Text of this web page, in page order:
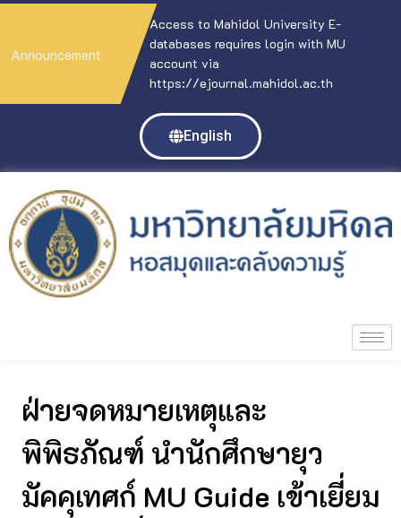
Announcement
Access to Mahidol University E-
databases requires login with MU
account via
https://ejournal.mahidol.ac.th
English
ฝ่ายจดหมายเหตุและ
พิพิธภัณฑ์ นำนักศึกษายุว
มัคคุเทศก์ MU Guide เข้าเยี่ยม